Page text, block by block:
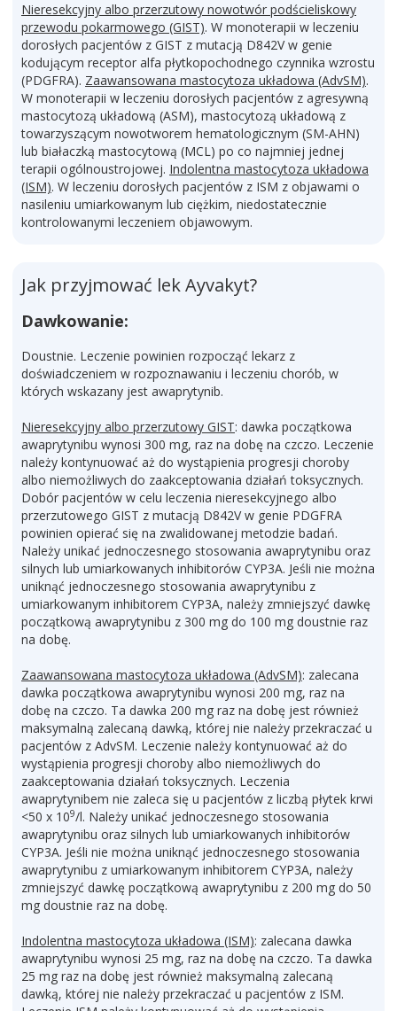
Nieresekcyjny albo przerzutowy nowotwór podścieliskowy
przewodu pokarmowego (GIST). W monoterapii w leczeniu
dorosłych pacjentów z GIST z mutacją D842V w genie
kodującym receptor alfa płytkopochodnego czynnika wzrostu
(PDGFRA). Zaawansowana mastocytoza układowa (AdvSM).
W monoterapii w leczeniu dorosłych pacjentów z agresywną
mastocytozą układową (ASM), mastocytozą układową z
towarzyszącym nowotworem hematologicznym (SM-AHN)
lub białaczką mastocytową (MCL) po co najmniej jednej
terapii ogólnoustrojowej. Indolentna mastocytoza układowa
(ISM). W leczeniu dorosłych pacjentów z ISM z objawami o
nasileniu umiarkowanym lub ciężkim, niedostatecznie
kontrolowanymi leczeniem objawowym.
Jak przyjmować lek Ayvakyt?
Dawkowanie:
Doustnie. Leczenie powinien rozpocząć lekarz z
doświadczeniem w rozpoznawaniu i leczeniu chorób, w
których wskazany jest awaprytynib.
Nieresekcyjny albo przerzutowy GIST: dawka początkowa
awaprytynibu wynosi 300 mg, raz na dobę na czczo. Leczenie
należy kontynuować aż do wystąpienia progresji choroby
albo niemożliwych do zaakceptowania działań toksycznych.
Dobór pacjentów w celu leczenia nieresekcyjnego albo
przerzutowego GIST z mutacją D842V w genie PDGFRA
powinien opierać się na zwalidowanej metodzie badań.
Należy unikać jednoczesnego stosowania awaprytynibu oraz
silnych lub umiarkowanych inhibitorów CYP3A. Jeśli nie można
uniknąć jednoczesnego stosowania awaprytynibu z
umiarkowanym inhibitorem CYP3A, należy zmniejszyć dawkę
początkową awaprytynibu z 300 mg do 100 mg doustnie raz
na dobę.
Zaawansowana mastocytoza układowa (AdvSM): zalecana
dawka początkowa awaprytynibu wynosi 200 mg, raz na
dobę na czczo. Ta dawka 200 mg raz na dobę jest również
maksymalną zalecaną dawką, której nie należy przekraczać u
pacjentów z AdvSM. Leczenie należy kontynuować aż do
wystąpienia progresji choroby albo niemożliwych do
zaakceptowania działań toksycznych. Leczenia
awaprytynibem nie zaleca się u pacjentów z liczbą płytek krwi
<50 x 109/l. Należy unikać jednoczesnego stosowania
awaprytynibu oraz silnych lub umiarkowanych inhibitorów
CYP3A. Jeśli nie można uniknąć jednoczesnego stosowania
awaprytynibu z umiarkowanym inhibitorem CYP3A, należy
zmniejszyć dawkę początkową awaprytynibu z 200 mg do 50
mg doustnie raz na dobę.
Indolentna mastocytoza układowa (ISM): zalecana dawka
awaprytynibu wynosi 25 mg, raz na dobę na czczo. Ta dawka
25 mg raz na dobę jest również maksymalną zalecaną
dawką, której nie należy przekraczać u pacjentów z ISM.